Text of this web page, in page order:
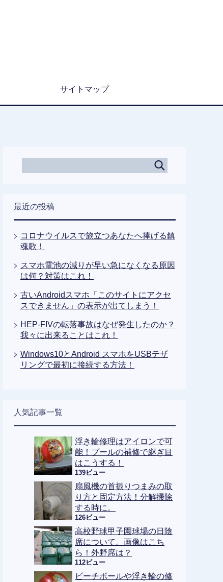
サイトマップ
最近の投稿
コロナウイルスで旅立つあなたへ捧げる鎮
魂歌！
スマホ電池の減りが早い急になくなる原因
は何？対策はこれ！
古いAndroidスマホ「このサイトにアクセ
スできません」の表示が出てしまう！
HEP-FIVの転落事故はなぜ発生したのか？
我々に出来ることはこれ！
Windows10とAndroid スマホをUSBテザ
リングで最初に接続する方法！
人気記事一覧
浮き輪修理はアイロンで可
能！プールの補修で継ぎ目
はこうする！
139ビュー
扇風機の首振りつまみの取
り方と固定方法！分解掃除
する時に。
126ビュー
高校野球甲子園球場の日陰
席について。画像はこち
ら！外野席は？
112ビュー
ビーチボールや浮き輪の修